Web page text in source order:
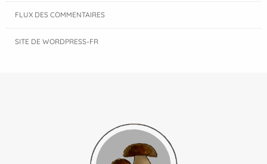
FLUX DES COMMENTAIRES
SITE DE WORDPRESS-FR